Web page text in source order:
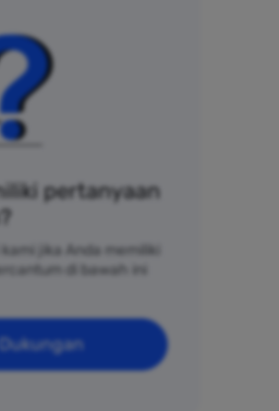
pertanyaan
jika Anda memiliki
di bawah ini